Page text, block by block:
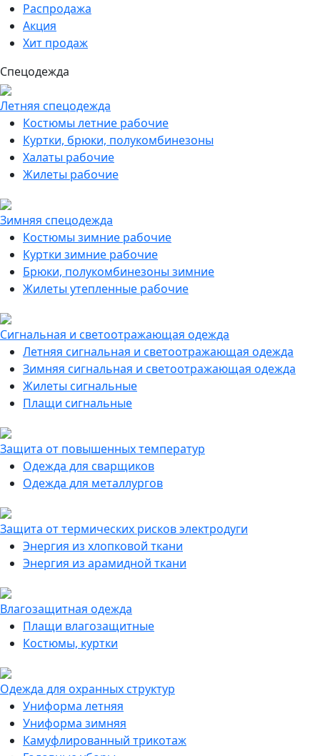
Распродажа
Акция
Хит продаж
Спецодежда
Летняя спецодежда
Костюмы летние рабочие
Куртки, брюки, полукомбинезоны
Халаты рабочие
Жилеты рабочие
Зимняя спецодежда
Костюмы зимние рабочие
Куртки зимние рабочие
Брюки, полукомбинезоны зимние
Жилеты утепленные рабочие
Сигнальная и светоотражающая одежда
Летняя сигнальная и светоотражающая одежда
Зимняя сигнальная и светоотражающая одежда
Жилеты сигнальные
Плащи сигнальные
Защита от повышенных температур
Одежда для сварщиков
Одежда для металлургов
Защита от термических рисков электродуги
Энергия из хлопковой ткани
Энергия из арамидной ткани
Влагозащитная одежда
Плащи влагозащитные
Костюмы, куртки
Одежда для охранных структур
Униформа летняя
Униформа зимняя
Камуфлированный трикотаж